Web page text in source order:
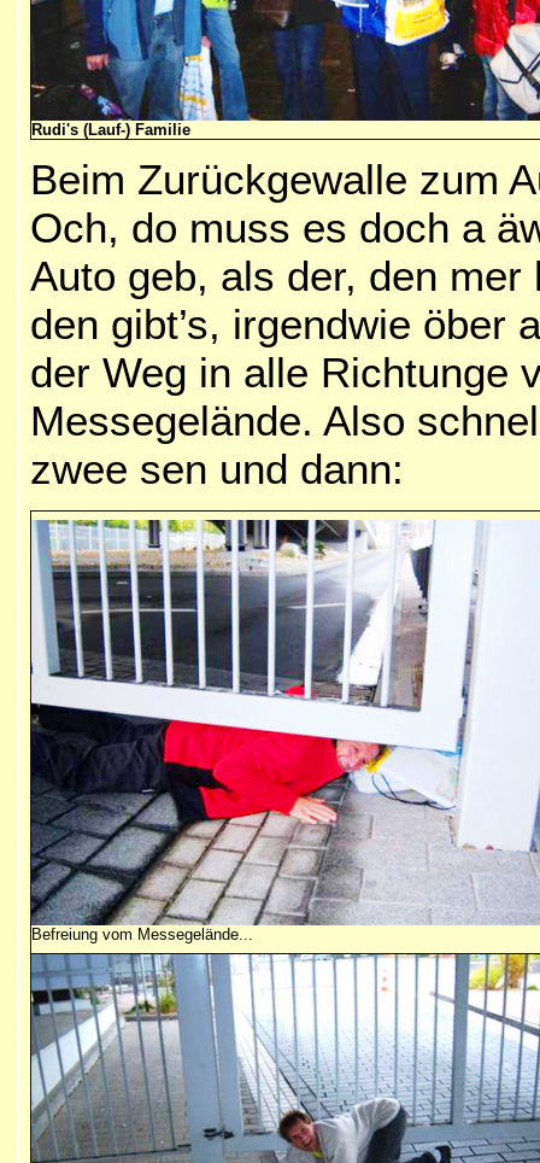
Rudi's (Lauf-) Familie
Beim Zurückgewalle zum
Och, do muss es doch a
Auto geb, als der, den
den gibt’s, irgendwie öber
der Weg in alle Richtunge
Messegelände. Also
zwee sen und dann:
Befreiung vom Messegelände...